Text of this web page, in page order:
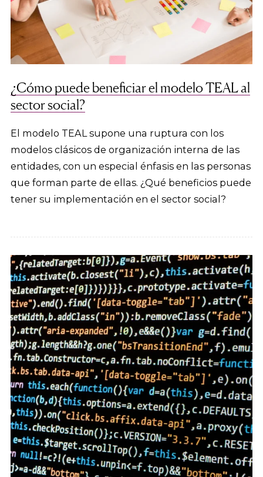
¿Cómo puede beneficiar el modelo TEAL al
sector social?
El modelo TEAL supone una ruptura con los
modelos clásicos de organización interna de las
entidades, con un especial énfasis en las personas
que forman parte de ellas. ¿Qué beneficios puede
tener su implementación en el sector social?